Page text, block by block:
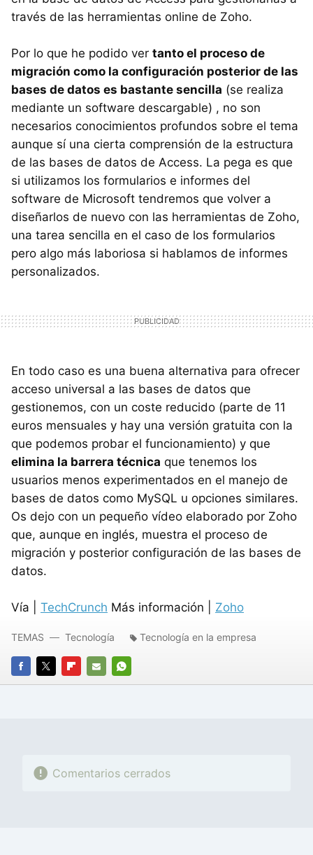
través de las herramientas online de Zoho.
Por lo que he podido ver tanto el proceso de
migración como la configuración posterior de las
bases de datos es bastante sencilla (se realiza
mediante un software descargable) , no son
necesarios conocimientos profundos sobre el tema
aunque sí una cierta comprensión de la estructura
de las bases de datos de Access. La pega es que
si utilizamos los formularios e informes del
software de Microsoft tendremos que volver a
diseñarlos de nuevo con las herramientas de Zoho,
una tarea sencilla en el caso de los formularios
pero algo más laboriosa si hablamos de informes
personalizados.
En todo caso es una buena alternativa para ofrecer
acceso universal a las bases de datos que
gestionemos, con un coste reducido (parte de 11
euros mensuales y hay una versión gratuita con la
que podemos probar el funcionamiento) y que
elimina la barrera técnica que tenemos los
usuarios menos experimentados en el manejo de
bases de datos como MySQL u opciones similares.
Os dejo con un pequeño vídeo elaborado por Zoho
que, aunque en inglés, muestra el proceso de
migración y posterior configuración de las bases de
datos.
Vía | TechCrunch Más información | Zoho
FACEBOOK
TWITTERFLIPBOARD
E-
WHATSAPP
TEMAS Tecnología Tecnología en la empresa
Comentarios cerrados